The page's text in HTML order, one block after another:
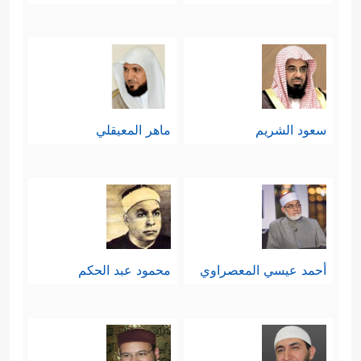
عِبَادَتِی سَیَدۡخُلُونَ جَهَنَّمَ دَاخِرِینَ﴾،﴿هُوَ ٱلۡحَیُّ لَاۤ
إِلَـٰهَ إِلَّا هُوَ فَٱدۡعُوهُ مُخۡلِصِینَ لَهُ ٱلدِّینَۗ ٱلۡحَمۡدُ لِلَّهِ رَبِّ
ٱلۡعَـٰلَمِینَ﴿٦٥﴾
۞ قُلۡ إِنِّی نُهِیتُ أَنۡ أَعۡبُدَ ٱلَّذِینَ
تَدۡعُونَ مِن دُونِ ٱللَّهِ لَمَّا جَاۤءَنِیَ ٱلۡبَیِّنَـٰتُ مِن رَّبِّی
وَأُمِرۡتُ أَنۡ أُسۡلِمَ لِرَبِّ ٱلۡعَـٰلَمِینَ﴾.
خامسًا: حذَّر القرآن أولئك المشركين
التلاوُم، ولا يُجدِي الندم﴿إِنَّ ٱلسَّاعَةَ لَـَٔاتِیَةࣱ لَّا
سعود الشريم ماهر المعيقلي
أحمد عيسي المعصراوي محمود عبد الحكم